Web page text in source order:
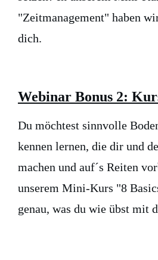
"Zeitmanagement" haben
dich.
Webinar Bonus 2:
Du möchtest sinnvolle
kennen lernen, die dir und
machen und auf´s Reiten
unserem Mini-Kurs "8
genau, was du wie übst mit